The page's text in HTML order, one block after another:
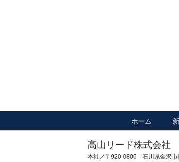
ホーム
高山リード株式会社
本社／〒920-0806 石川県金沢